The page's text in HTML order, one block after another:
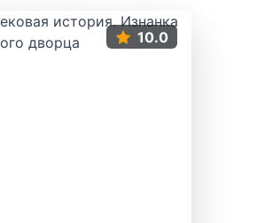
10.0